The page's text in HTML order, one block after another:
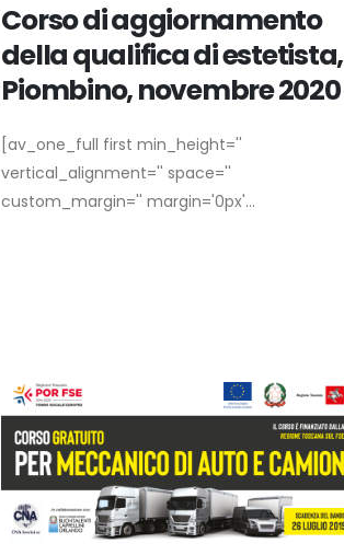
Corso di aggiornamento
della qualifica di estetista,
Piombino, novembre 2020
[av_one_full first min_height=''
vertical_alignment='' space=''
custom_margin='' margin='0px'...